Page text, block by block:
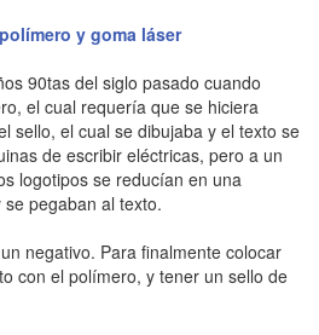
y goma láser
90tas del siglo pasado cuando
el cual requería que se hiciera
sello, el cual se dibujaba y el texto se
de escribir eléctricas, pero a un
logotipos se reducían en una
pegaban al texto.
negativo. Para finalmente colocar
con el polímero, y tener un sello de